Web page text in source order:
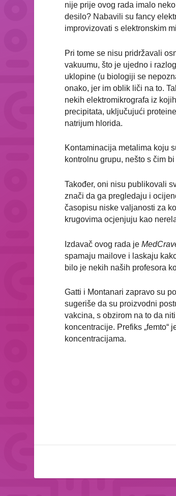
nije prije ovog rada imalo
desilo? Nabavili su fancy
improvizovati s elektronskim
Pri tome se nisu pridržavali
vakuumu, što je ujedno i
uklopine (u biologiji se
onako, jer im oblik liči na to.
nekih elektromikrografa iz
precipitata, uključujući
natrijum hlorida.
Kontaminacija metalima koju
kontrolnu grupu, nešto s čim
Također, oni nisu publikovali
znači da ga pregledaju i
časopisu niske valjanosti za
krugovima ocjenjuju kao
Izdavač ovog rada je
spamaju mailove i laskaju
bilo je nekih naših profesora
Gatti i Montanari zapravo su
sugeriše da su proizvodni
vakcina, s obzirom na to da
koncentracije. Prefiks „femto“
koncentracijama.